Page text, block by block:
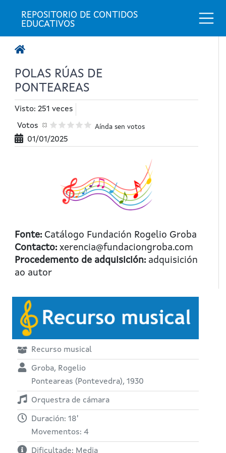
REPOSITORIO DE CONTIDOS
EDUCATIVOS
POLAS RÚAS DE
PONTEAREAS
Visto: 251 veces
Votos Aínda sen votos
01/01/2025
Fonte:Catálogo Fundación Rogelio Groba
Contacto:xerencia@fundaciongroba.com
Procedemento de adquisición:adquisición
ao autor
Recurso musical
Groba, Rogelio
Ponteareas (Pontevedra), 1930
Orquestra de cámara
Duración: 18'
Movementos: 4
Dificultade: Media